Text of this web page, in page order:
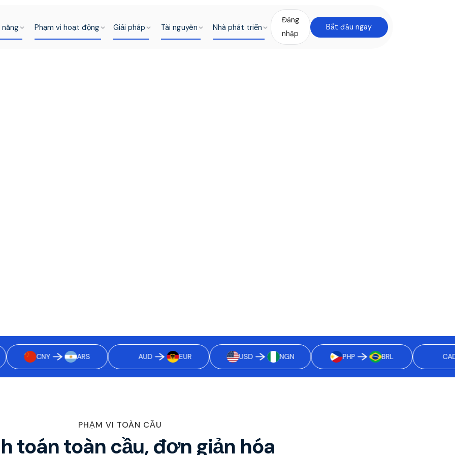
năng Phạm vi hoạt động Giải pháp Tài nguyên Nhà phát triển
Đăng
nhập
Bắt đầu ngay
CNY ARS AUD EUR USD NGN PHP BRL CAD
PHẠM VI TOÀN CẦU
toán toàn cầu, đơn giản hóa